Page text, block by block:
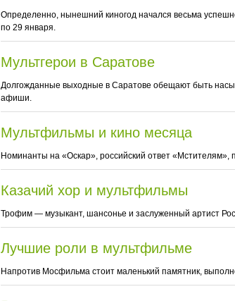
Определенно, нынешний киногод начался весьма
по 29 января.
Мультгерои в Саратове
Долгожданные выходные в Саратове обещают быть
афиши.
Мультфильмы и кино месяца
Номинанты на «Оскар», российский ответ
Казачий хор и мультфильмы
Трофим — музыкант, шансонье и заслуженный артист
Лучшие роли в мультфильме
Напротив Мосфильма стоит маленький памятник,